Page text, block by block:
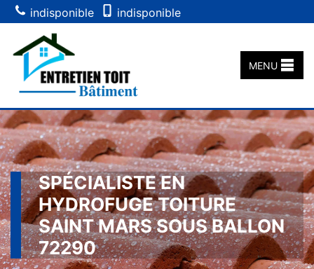
indisponible indisponible
MENU
SPÉCIALISTE EN
HYDROFUGE TOITURE
SAINT MARS SOUS BALLON
72290